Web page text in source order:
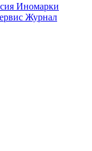
Иномарки
Журнал